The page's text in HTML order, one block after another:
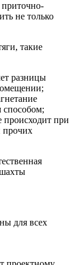
приточно-
не только
такие
разницы
способом;
происходит при
прочих
для всех